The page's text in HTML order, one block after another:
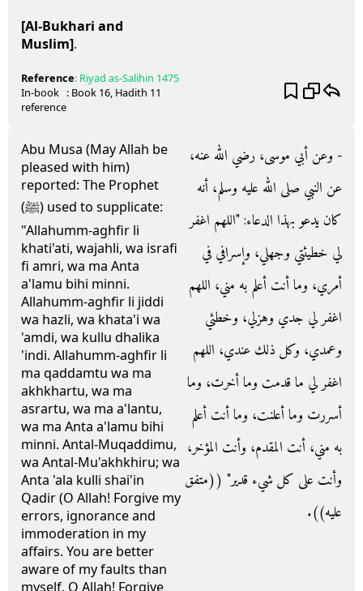
[Al-Bukhari and
Muslim].
Reference: Riyad as-Salihin 1475
In-book
reference
: Book 16, Hadith 11
Abu Musa (May Allah be
pleased with him)
reported: The Prophet
(ﷺ) used to supplicate:
"Allahumm-aghfir li
khati'ati, wajahli, wa israfi
fi amri, wa ma Anta
a'lamu bihi minni.
Allahumm-aghfir li jiddi
wa hazli, wa khata'i wa
'amdi, wa kullu dhalika
'indi. Allahumm-aghfir li
ma qaddamtu wa ma
akhkhartu, wa ma
asrartu, wa ma a'lantu,
wa ma Anta a'lamu bihi
minni. Antal-Muqaddimu,
wa Antal-Mu'akhkhiru; wa
Anta 'ala kulli shai'in
Qadir (O Allah! Forgive my
errors, ignorance and
immoderation in my
affairs. You are better
aware of my faults than
myself. O Allah! Forgive
- وعن أبي موسى، رضي الله عنه،
عن النبي صلى الله عليه وسلم، أنه
كان يدعو بهذا الدعاء‏:‏ ‏"‏اللهم اغفر
لي خطيئتي وجهلي، وإسرافي في
أمري، وما أنت أعلم به مني، اللهم
اغفر لي جدي وهزلي، وخطئي
وعمدي، وكل ذلك عندي، اللهم
اغفر لي ما قدمت وما أخرت، وما
أسررت وما أعلنت، وما أنت أعلم
به مني، أنت المقدم، وأنت المؤخر،
وأنت على كل شيء قدير‏"‏ ‏(‏‏(‏متفق
عليه‏)‏‏)‏‏.‏